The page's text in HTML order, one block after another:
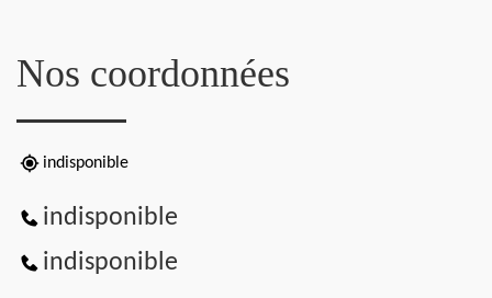
Nos coordonnées
indisponible
indisponible
indisponible